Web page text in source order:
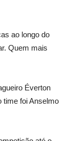
ao longo do
Quem mais
Éverton
time foi Anselmo